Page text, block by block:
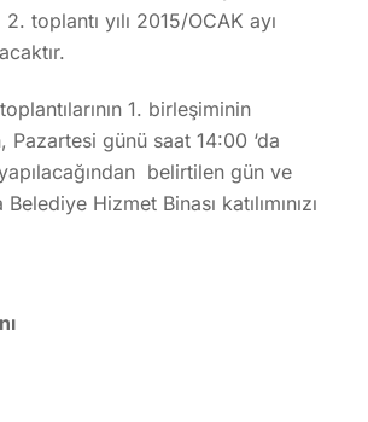
toplantı yılı 2015/OCAK ayı
1. birleşiminin
Pazartesi günü saat 14:00 ‘da
belirtilen gün ve
Hizmet Binası katılımınızı